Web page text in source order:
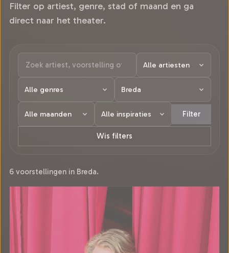
Filter op artiest, genre, stad of maand en ga
direct naar het theater.
Filter
Wis filters
6 voorstellingen in Breda.